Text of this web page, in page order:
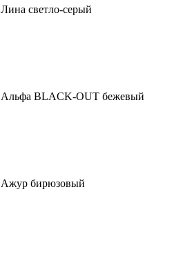
светло-серый
BLACK-OUT бежевый
бирюзовый